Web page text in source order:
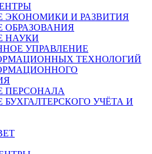
ЭКОНОМИКИ И РАЗВИТИЯ
ОБРАЗОВАНИЯ
НАУКИ
УПРАВЛЕНИЕ
ТЕХНОЛОГИЙ
ПЕРСОНАЛА
БУХГАЛТЕРСКОГО УЧЁТА И